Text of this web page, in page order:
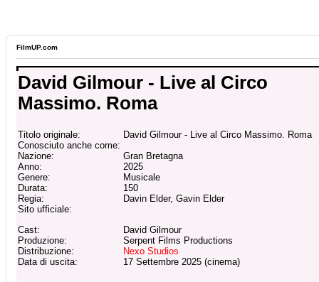
FilmUP.com
David Gilmour - Live al Circo
Massimo. Roma
Titolo originale:
David Gilmour - Live al Circo Massimo. Roma
Conosciuto anche come:
Nazione:
Gran Bretagna
Anno:
2025
Genere:
Musicale
Durata:
150
Regia:
Davin Elder, Gavin Elder
Sito ufficiale:
Cast:
David Gilmour
Produzione:
Serpent Films Productions
Distribuzione:
Nexo Studios
Data di uscita:
17 Settembre 2025 (cinema)